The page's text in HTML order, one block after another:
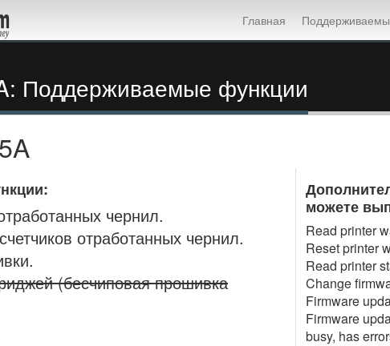
Главная
Поддерживаемые функции
чернил.
отработанных чернил.
(бесчиповая прошивка
можете
Read printer
Reset printer
Read printer
Change
Firmware
Firmware
busy, has